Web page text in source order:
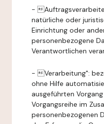
-
natürliche oder
Einrichtung oder
personenbezogene
Verantwortlichen
- Verarbeitung":
ohne Hilfe
ausgeführten
Vorgangsreihe im
personenbezogenen